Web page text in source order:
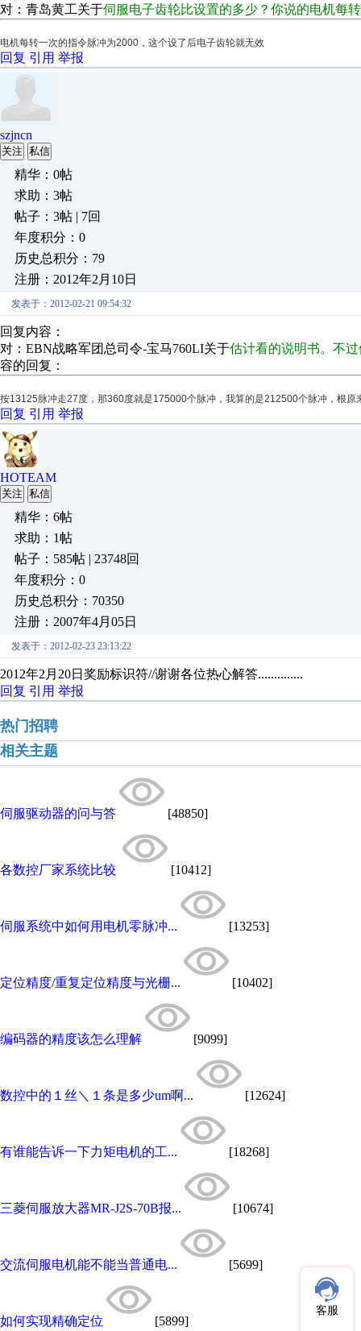
对：青岛黄工关于伺服电子齿轮比设置的多少？你说的电机每
电机每转一次的指令脉冲为2000，这个设了后电子齿轮就无效
回复 引用 举报
szjncn
关注 私信
精华：0帖
求助：3帖
帖子：3帖 | 7回
年度积分：0
历史总积分：79
注册：2012年2月10日
发表于：2012-02-21 09:54:32
回复内容：
对：EBN战略军团总司令-宝马760LI关于估计看的说明书。不
容的回复：
按13125脉冲走27度，那360度就是175000个脉冲，我算的是212500个脉冲，根原
回复 引用 举报
HOTEAM
关注 私信
精华：6帖
求助：1帖
帖子：585帖 | 23748回
年度积分：0
历史总积分：70350
注册：2007年4月05日
发表于：2012-02-23 23:13:22
2012年2月20日奖励标识符//谢谢各位热心解答
回复 引用 举报
热门招聘
相关主题
伺服驱动器的问与答 [48850]
各数控厂家系统比较 [10412]
伺服系统中如何用电机零脉冲... [13253]
定位精度/重复定位精度与光栅... [10402]
编码器的精度该怎么理解 [9099]
数控中的１丝＼１条是多少um啊... [12624]
有谁能告诉一下力矩电机的工... [18268]
三菱伺服放大器MR-J2S-70B报... [10674]
交流伺服电机能不能当普通电... [5699]
如何实现精确定位 [5899]
客服